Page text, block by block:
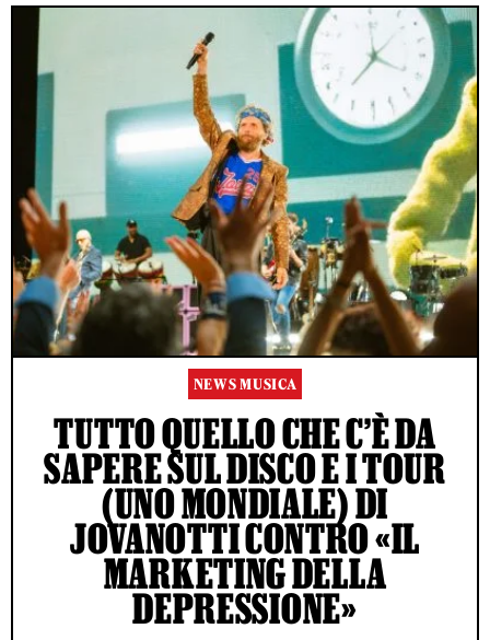
NEWS MUSICA
TUTTO QUELLO CHE C’È DA
SAPERE SUL DISCO E I TOUR
(UNO MONDIALE) DI
JOVANOTTI CONTRO «IL
MARKETING DELLA
DEPRESSIONE»